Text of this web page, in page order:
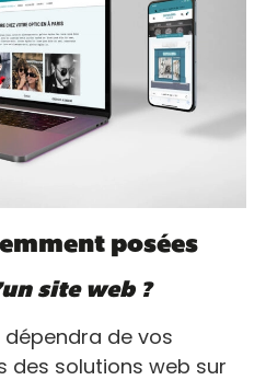
posées
site web ?
dépendra de vos
des solutions web sur